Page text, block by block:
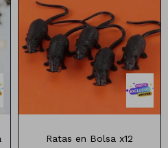
10cm cada una
Ratas en Bolsa x12